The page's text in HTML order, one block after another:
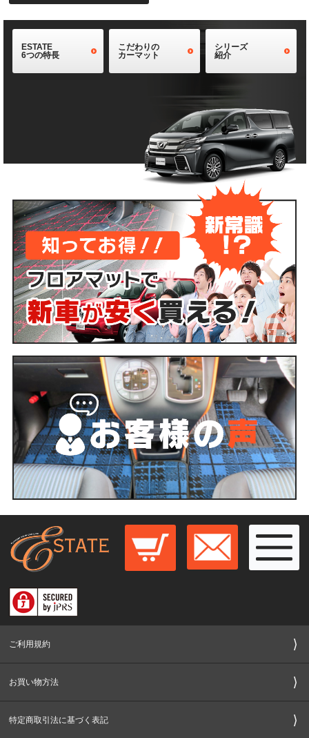
ESTATE
6つの特長
こだわりの
カーマット
シリーズ
紹介
ご利用規約
お買い物方法
特定商取引法に基づく表記